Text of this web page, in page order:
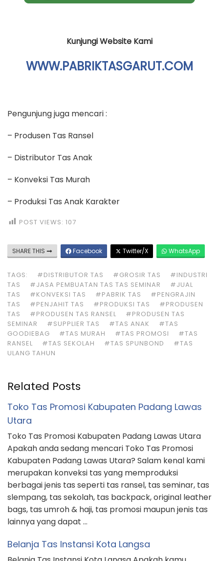
Kunjungi Website Kami
WWW.PABRIKTASGARUT.COM
Pengunjung juga mencari :
– Produsen Tas Ransel
– Distributor Tas Anak
– Konveksi Tas Murah
– Produksi Tas Anak Karakter
POST VIEWS: 107
SHARE THIS Facebook Twitter/X WhatsApp
TAGS: #DISTRIBUTOR TAS #GROSIR TAS
#INDUSTRI
TAS
#JASA PEMBUATAN TAS TAS SEMINAR
#JUAL
TAS
#KONVEKSI TAS #PABRIK TAS
#PENGRAJIN
TAS
#PENJAHIT TAS #PRODUKSI TAS
#PRODUSEN
TAS
#PRODUSEN TAS RANSEL
#PRODUSEN TAS
SEMINAR
#SUPPLIER TAS #TAS ANAK
#TAS
GOODIEBAG
#TAS MURAH #TAS PROMOSI
#TAS
RANSEL
#TAS SEKOLAH #TAS SPUNBOND
#TAS
ULANG TAHUN
Related Posts
Toko Tas Promosi Kabupaten Padang Lawas
Utara
Toko Tas Promosi Kabupaten Padang Lawas Utara
Apakah anda sedang mencari Toko Tas Promosi
Kabupaten Padang Lawas Utara? Salam kenal kami
merupakan konveksi tas yang memproduksi
berbagai jenis tas seperti tas ransel, tas seminar, tas
slempang, tas sekolah, tas backpack, original leather
bags, tas umroh & haji, tas promosi maupun jenis tas
lainnya yang dapat …
Belanja Tas Instansi Kota Langsa